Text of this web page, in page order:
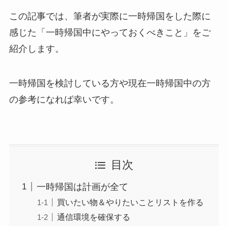
この記事では、筆者が実際に一時帰国をした際に
感じた「一時帰国中にやっておくべきこと」をご
紹介します。
一時帰国を検討している方や現在一時帰国中の方
の参考になれば幸いです。
目次
一時帰国は計画が全て
買いたい物＆やりたいことリストを作る
通信環境を確保する